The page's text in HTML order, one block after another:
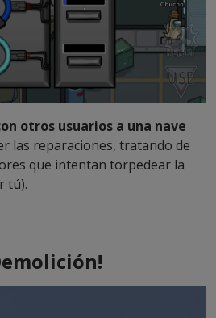
otros usuarios a una nave
las reparaciones, tratando de
que intentan torpedear la
tú).